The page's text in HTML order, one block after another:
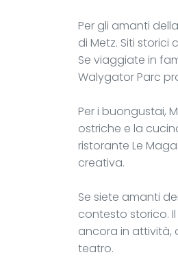
Per gli amanti
di Metz. Siti
Se viaggiate in
Walygator Parc
Per i buongustai,
ostriche e la
ristorante Le
creativa.
Se siete amanti
contesto storico.
ancora in attività,
teatro.